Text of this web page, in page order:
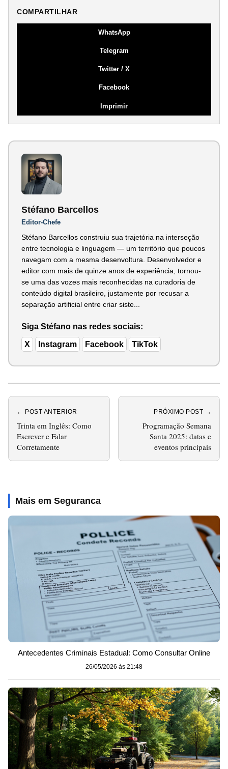
COMPARTILHAR
WhatsApp
Telegram
Twitter / X
Facebook
Imprimir
Stéfano Barcellos
Editor-Chefe
Stéfano Barcellos construiu sua trajetória na interseção
entre tecnologia e linguagem — um território que poucos
navegam com a mesma desenvoltura. Desenvolvedor e
editor com mais de quinze anos de experiência, tornou-
se uma das vozes mais reconhecidas na curadoria de
conteúdo digital brasileiro, justamente por recusar a
separação artificial entre criar siste...
Siga Stéfano nas redes sociais:
X Instagram Facebook TikTok
← POST ANTERIOR
Trinta em Inglês: Como
Escrever e Falar
Corretamente
PRÓXIMO POST →
Programação Semana
Santa 2025: datas e
eventos principais
Mais em Seguranca
Antecedentes Criminais Estadual: Como Consultar Online
26/05/2026 às 21:48